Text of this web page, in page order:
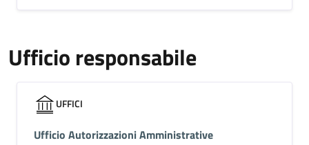
Ufficio responsabile
UFFICI
Ufficio Autorizzazioni Amministrative